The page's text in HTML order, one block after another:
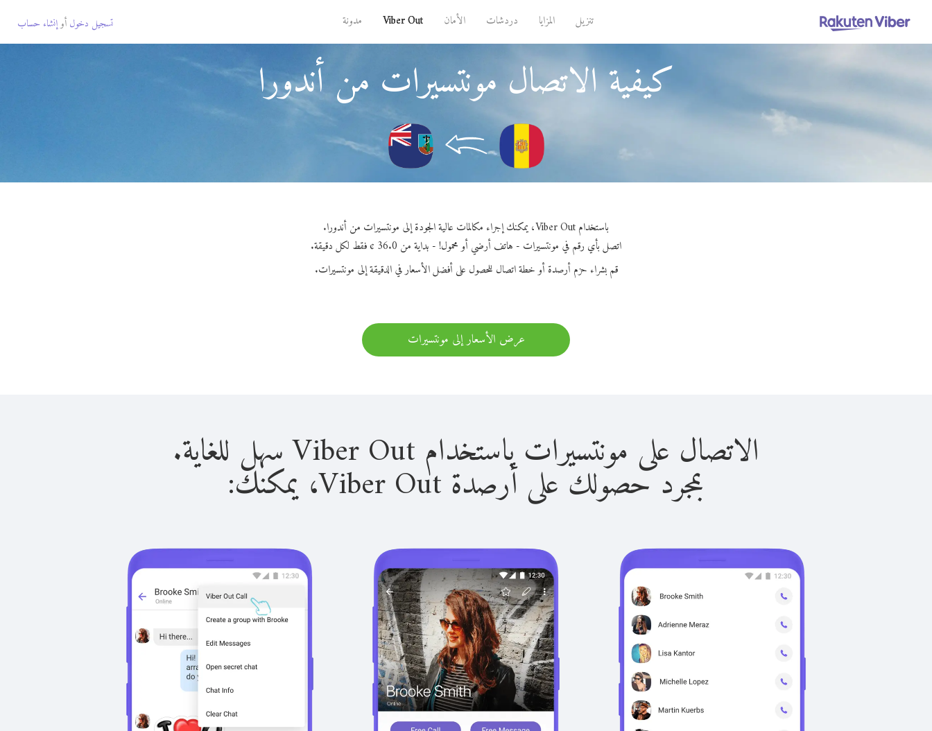
تنزيل المزايا دردشات الأمان Viber Out مدونة تسجيل دخول أوإنشاء حساب
كيفية الاتصال مونتسيرات من أندورا
باستخدام Viber Out، يمكنك إجراء مكالمات عالية الجودة إلى مونتسيرات من أندورا.
اتصل بأي رقم في مونتسيرات - هاتف أرضي أو محمول! - بداية من 36.0 ¢ فقط لكل دقيقة.
قم بشراء حزم أرصدة أو خطة اتصال للحصول على أفضل الأسعار في الدقيقة إلى مونتسيرات.
عرض الأسعار إلى مونتسيرات
الاتصال على مونتسيرات باستخدام Viber Out سهل للغاية.
بمجرد حصولك على أرصدة Viber Out، يمكنك: